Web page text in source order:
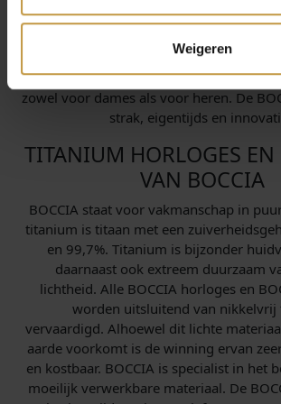
Weigeren
De BOCCIA-collectie bestaat uit
zowel voor dames als voor heren. De
strak, eigentijds en
TITANIUM HORLOGES EN
VAN BOCCIA
BOCCIA staat voor vakmanschap in
titanium is titaan met een
en 99,7%. Titanium is bijzonder
daarnaast ook extreem duurzaam
lichtheid. Alle BOCCIA horloges en
worden uitsluitend van nikkelvrij
vervaardigd. Alhoewel dit lichte
aarde voorkomt is de winning ervan
en kostbaar. BOCCIA is specialist in het
moeilijk verwerkbare materiaal. De